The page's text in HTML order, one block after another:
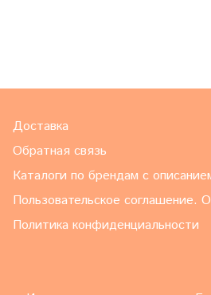
Доставка
Обратная связь
Каталоги по брендам с
Пользовательское соглашение.
Политика конфиденциальности